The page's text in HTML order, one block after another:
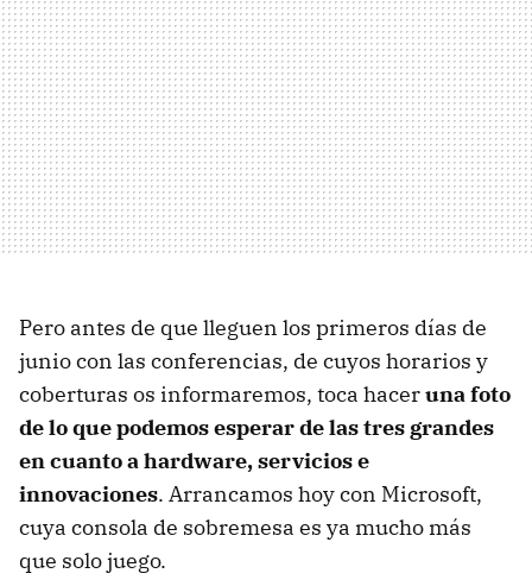
Pero antes de que lleguen los primeros días de
junio con las conferencias, de cuyos horarios y
coberturas os informaremos, toca haceruna foto
de lo que podemos esperar de las tres grandes
en cuanto a hardware, servicios e
innovaciones. Arrancamos hoy con Microsoft,
cuya consola de sobremesa es ya mucho más
que solo juego.